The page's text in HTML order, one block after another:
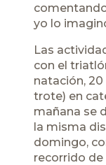
yo lo
Las
con el
natación,
trote) en
mañana se
la misma
domingo,
recorrido de